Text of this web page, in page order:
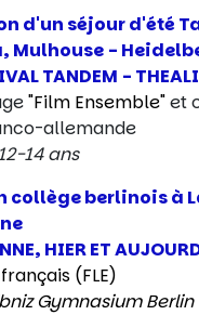
d'un séjour d'été
Mulhouse -
TANDEM -
"Film Ensemble"et
allemande
14 ans
collège berlinois à
HIER ET
(FLE)
Gymnasium Berlin